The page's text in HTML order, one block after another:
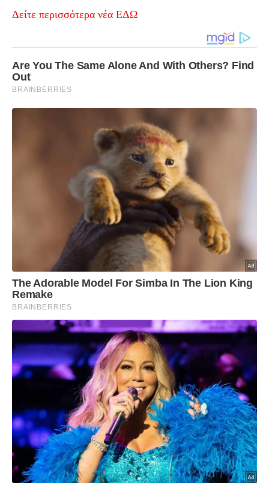
Δείτε περισσότερα νέα ΕΔΩ